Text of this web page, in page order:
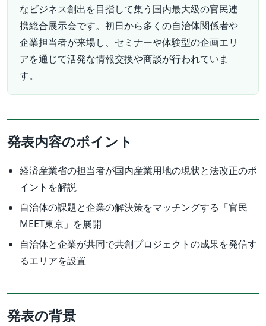
なビジネス創出を目指して集う国内最大級の官民連
携総合展示会です。初日から多くの自治体関係者や
企業担当者が来場し、セミナーや体験型の企画エリ
アを通じて活発な情報交換や商談が行われていま
す。
発表内容のポイント
経済産業省の担当者が国内産業用地の現状と法改正のポ
イントを解説
自治体の課題と企業の解決策をマッチングする「官民
MEET東京」を展開
自治体と企業が共同で共創プロジェクトの成果を発信す
るエリアを設置
発表の背景